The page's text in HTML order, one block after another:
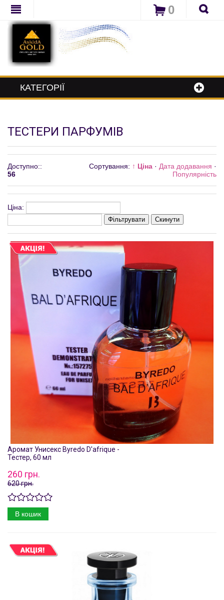
0
КАТЕГОРІЇ
ТЕСТЕРИ ПАРФУМІВ
Доступно::
56
Сортування: ↑ Ціна · Дата додавання ·
Популярність
Ціна:
Фільтрувати Скинути
Аромат Унисекс Byredo D'afrique -
Тестер, 60 мл
260 грн.
620 грн.
В кошик